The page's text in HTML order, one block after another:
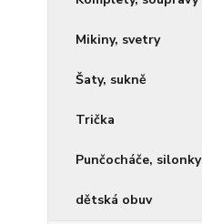
Mikiny, svetry
Šaty, sukně
Trička
Punčocháče, silonky
dětská obuv